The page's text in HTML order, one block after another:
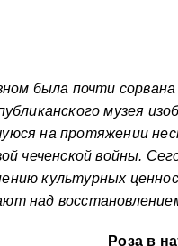
была почти
музея
на протяжении
чеченской войны.
культурных
над
Роза в